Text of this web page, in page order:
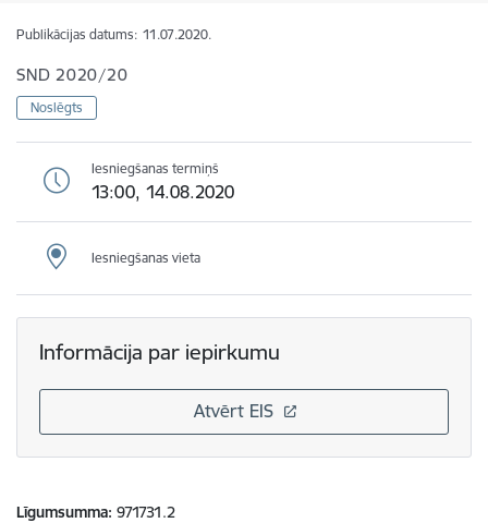
Publikācijas datums: 11.07.2020.
SND 2020/20
Noslēgts
Iesniegšanas termiņš
13:00, 14.08.2020
Iesniegšanas vieta
Informācija par iepirkumu
Atvērt EIS
Līgumsumma 971731.2